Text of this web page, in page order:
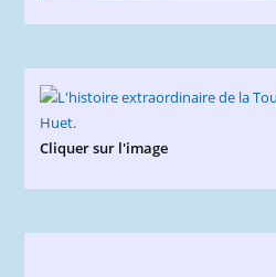
Cliquer sur l'image